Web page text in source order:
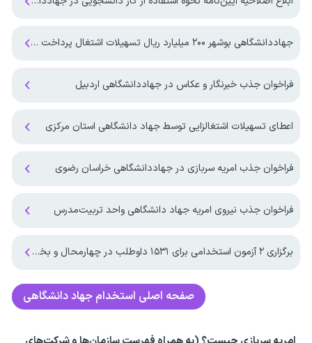
جهاددانشگاهی بوشهر ۲۰۰ میلیارد ریال تسهیلات اشتغال پرداخت کرد
فراخوان جذب خبرنگار و عکاس در جهاددانشگاهی اردبیل
اعطای تسهیلات اشتغالزایی توسط جهاد دانشگاهی استان مرکزی
فراخوان جذب امریه سربازی در جهاددانشگاهی خراسان رضوی
فراخوان جذب نیروی امریه جهاد دانشگاهی واحد تربیت‌مدرس
برگزاری ۲ آزمون استخدامی برای ۱۵۳۱ داوطلب در چهارمحال و بختیاری
صفحه اصلی استخدام جهاد دانشگاهی